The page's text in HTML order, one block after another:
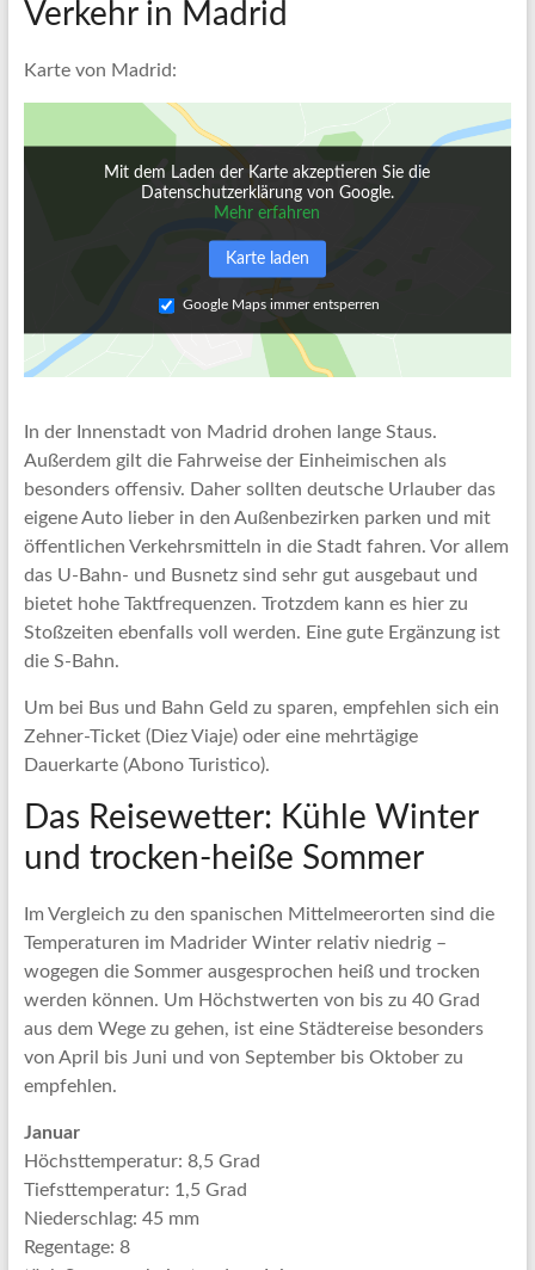
Verkehr in Madrid
Karte von Madrid:
Mit dem Laden der Karte akzeptieren Sie die
Datenschutzerklärung von Google.
Mehr erfahren
Karte laden
Google Maps immer entsperren
In der Innenstadt von Madrid drohen lange Staus.
Außerdem gilt die Fahrweise der Einheimischen als
besonders offensiv. Daher sollten deutsche Urlauber das
eigene Auto lieber in den Außenbezirken parken und mit
öffentlichen Verkehrsmitteln in die Stadt fahren. Vor allem
das U-Bahn- und Busnetz sind sehr gut ausgebaut und
bietet hohe Taktfrequenzen. Trotzdem kann es hier zu
Stoßzeiten ebenfalls voll werden. Eine gute Ergänzung ist
die S-Bahn.
Um bei Bus und Bahn Geld zu sparen, empfehlen sich ein
Zehner-Ticket (Diez Viaje) oder eine mehrtägige
Dauerkarte (Abono Turistico).
Das Reisewetter: Kühle Winter
und trocken-heiße Sommer
Im Vergleich zu den spanischen Mittelmeerorten sind die
Temperaturen im Madrider Winter relativ niedrig –
wogegen die Sommer ausgesprochen heiß und trocken
werden können. Um Höchstwerten von bis zu 40 Grad
aus dem Wege zu gehen, ist eine Städtereise besonders
von April bis Juni und von September bis Oktober zu
empfehlen.
Januar
Höchsttemperatur: 8,5 Grad
Tiefsttemperatur: 1,5 Grad
Niederschlag: 45 mm
Regentage: 8